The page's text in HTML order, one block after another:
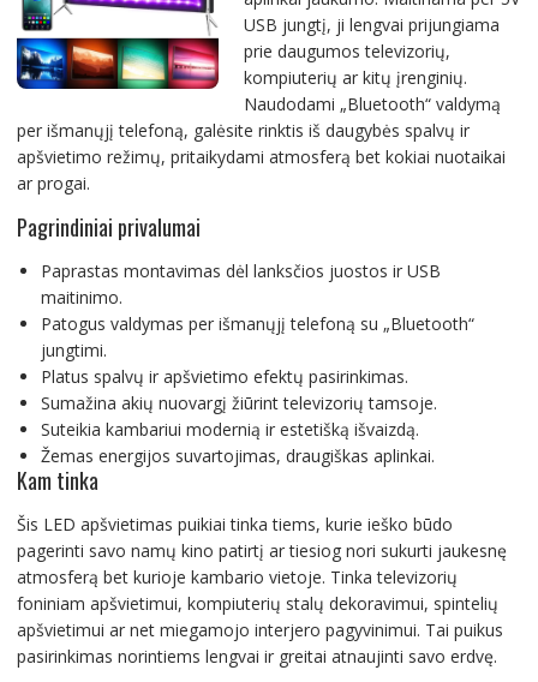
USB jungtį, ji lengvai prijungiama
prie daugumos televizorių,
kompiuterių ar kitų įrenginių.
Naudodami „Bluetooth“ valdymą
per išmanųjį telefoną, galėsite rinktis iš daugybės spalvų ir
apšvietimo režimų, pritaikydami atmosferą bet kokiai nuotaikai
ar progai.
Pagrindiniai privalumai
Paprastas montavimas dėl lanksčios juostos ir USB
maitinimo.
Patogus valdymas per išmanųjį telefoną su „Bluetooth“
jungtimi.
Platus spalvų ir apšvietimo efektų pasirinkimas.
Sumažina akių nuovargį žiūrint televizorių tamsoje.
Suteikia kambariui modernią ir estetišką išvaizdą.
Žemas energijos suvartojimas, draugiškas aplinkai.
Kam tinka
Šis LED apšvietimas puikiai tinka tiems, kurie ieško būdo
pagerinti savo namų kino patirtį ar tiesiog nori sukurti jaukesnę
atmosferą bet kurioje kambario vietoje. Tinka televizorių
foniniam apšvietimui, kompiuterių stalų dekoravimui, spintelių
apšvietimui ar net miegamojo interjero pagyvinimui. Tai puikus
pasirinkimas norintiems lengvai ir greitai atnaujinti savo erdvę.